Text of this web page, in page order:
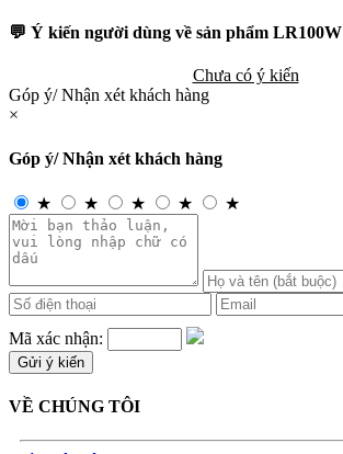
💬 Ý kiến người dùng về sản phẩm LR100W
Chưa có ý kiến
Góp ý/ Nhận xét khách hàng
×
Góp ý/ Nhận xét khách hàng
★ ★ ★ ★ ★
Mã xác nhận:
VỀ CHÚNG TÔI